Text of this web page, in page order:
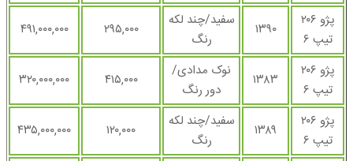
پژو ۲۰۶
تیپ ۶
۱۳۹۰
سفید/چند لکه
رنگ
۲۹۵,۰۰۰ ۴۹۱,۰۰۰,۰۰۰
پژو ۲۰۶
تیپ ۶
۱۳۸۳
نوک مدادی/
دور رنگ
۴۱۵,۰۰۰ ۳۲۰,۰۰۰,۰۰۰
پژو ۲۰۶
تیپ ۶
۱۳۸۹
سفید/چند لکه
رنگ
۱۲۰,۰۰۰ ۴۳۵,۰۰۰,۰۰۰